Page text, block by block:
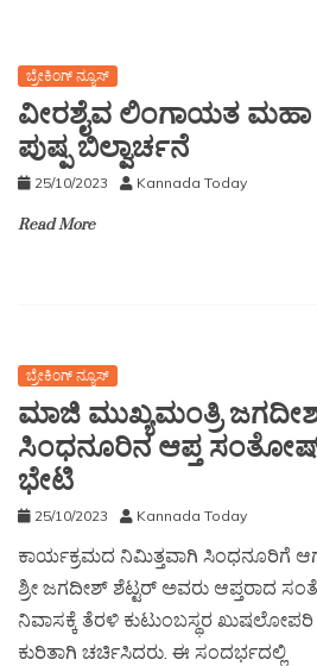
ಬ್ರೇಕಿಂಗ್ ನ್ಯೂಸ್
ವೀರಶೈವ ಲಿಂಗಾಯತ
ಪುಷ್ಪ ಬಿಲ್ವಾರ್ಚನೆ
25/10/2023 Kannada Today
Read More
ಬ್ರೇಕಿಂಗ್ ನ್ಯೂಸ್
ಮಾಜಿ ಮುಖ್ಯಮಂತ್ರಿ
ಸಿಂಧನೂರಿನ ಆಪ್ತ
ಭೇಟಿ
25/10/2023 Kannada Today
ಕಾರ್ಯಕ್ರಮದ ನಿಮಿತ್ತವಾಗಿ ಸಿಂಧನೂರಿಗೆ
ಶ್ರೀ ಜಗದೀಶ್ ಶೆಟ್ಟರ್ ಅವರು ಆಪ್ತರಾದ
ನಿವಾಸಕ್ಕೆ ತೆರಳಿ ಕುಟುಂಬಸ್ಥರ
ಕುರಿತಾಗಿ ಚರ್ಚಿಸಿದರು. ಈ ಸಂದರ್ಭದಲ್ಲಿ